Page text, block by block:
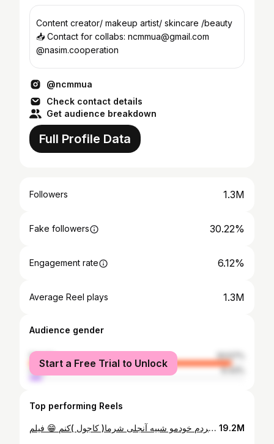
Content creator/ makeup artist/ skincare /beauty
📥 Contact for collabs: ncmmua@gmail.com
@nasim.cooperation
@ncmmua
Check contact details
Get audience breakdown
Full Profile Data
Followers 1.3M
Fake followers 30.22%
Engagement rate 6.12%
Average Reel plays 1.3M
Audience gender
female
93.57%
male
6.43%
Start a Free Trial to Unlock
Top performing Reels
سعی کردم خودمو شبیه آنجلی شرما( کاجول )کنم 😁 فیلم kuch kuch hota hai راهول عزیزم (شاهرخان ) جات در ویدیو خالیه😂 کیا عاشق این فیلم بودن و خاطره دارند باهاش🥹؟ فیلم هندی بعدی چی باشه؟ 19.2M